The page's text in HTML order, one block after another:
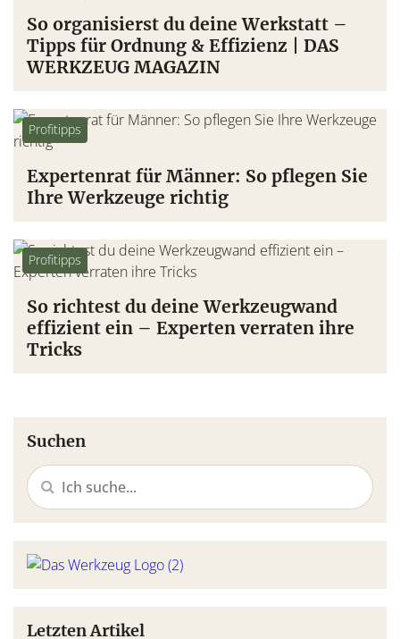
So organisierst du deine Werkstatt –
Tipps für Ordnung & Effizienz | DAS
WERKZEUG MAGAZIN
Profitipps
Expertenrat für Männer: So pflegen Sie
Ihre Werkzeuge richtig
Profitipps
So richtest du deine Werkzeugwand
effizient ein – Experten verraten ihre
Tricks
Suchen
Letzten Artikel